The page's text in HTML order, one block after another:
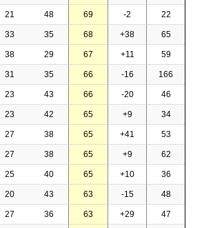
21 48 69 -2 22
33 35 68 +38 65
38 29 67 +11 59
31 35 66 -16 166
23 43 66 -20 46
23 42 65 +9 34
27 38 65 +41 53
27 38 65 +9 62
25 40 65 +10 36
20 43 63 -15 48
27 36 63 +29 47